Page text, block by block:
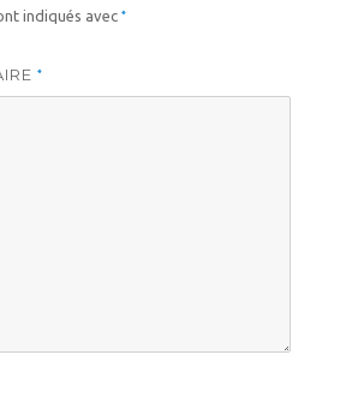
indiqués avec *
*